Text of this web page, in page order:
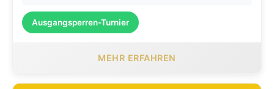
Ausgangsperren-Turnier
MEHR ERFAHREN